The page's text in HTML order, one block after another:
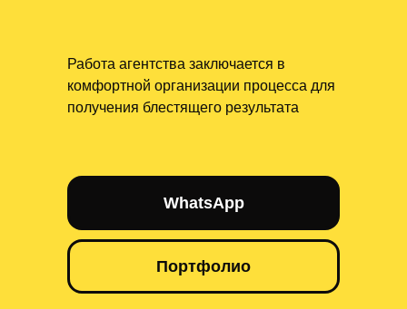
Портфолио
WhatsApp
Работа агентства заключается в
комфортной организации процесса для
получения блестящего результата